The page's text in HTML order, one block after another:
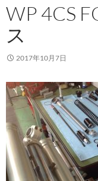
WP 4CS
ス
2017年10月7日